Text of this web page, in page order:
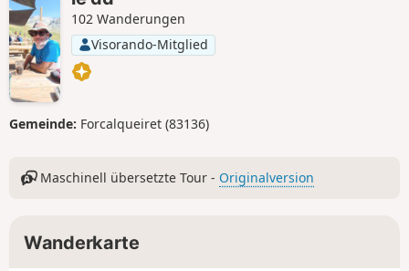
102 Wanderungen
Visorando-Mitglied
Gemeinde: Forcalqueiret (83136)
Maschinell übersetzte Tour - Originalversion
Wanderkarte